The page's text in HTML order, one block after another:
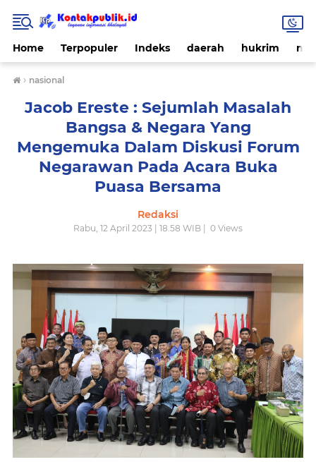
Home Terpopuler Indeks daerah hukrim
› nasional
Jacob Ereste : Sejumlah Masalah
Bangsa & Negara Yang
Mengemuka Dalam Diskusi Forum
Negarawan Pada Acara Buka
Puasa Bersama
Redaksi
Rabu, 12 April 2023 | 18.58 WIB | 0 Views